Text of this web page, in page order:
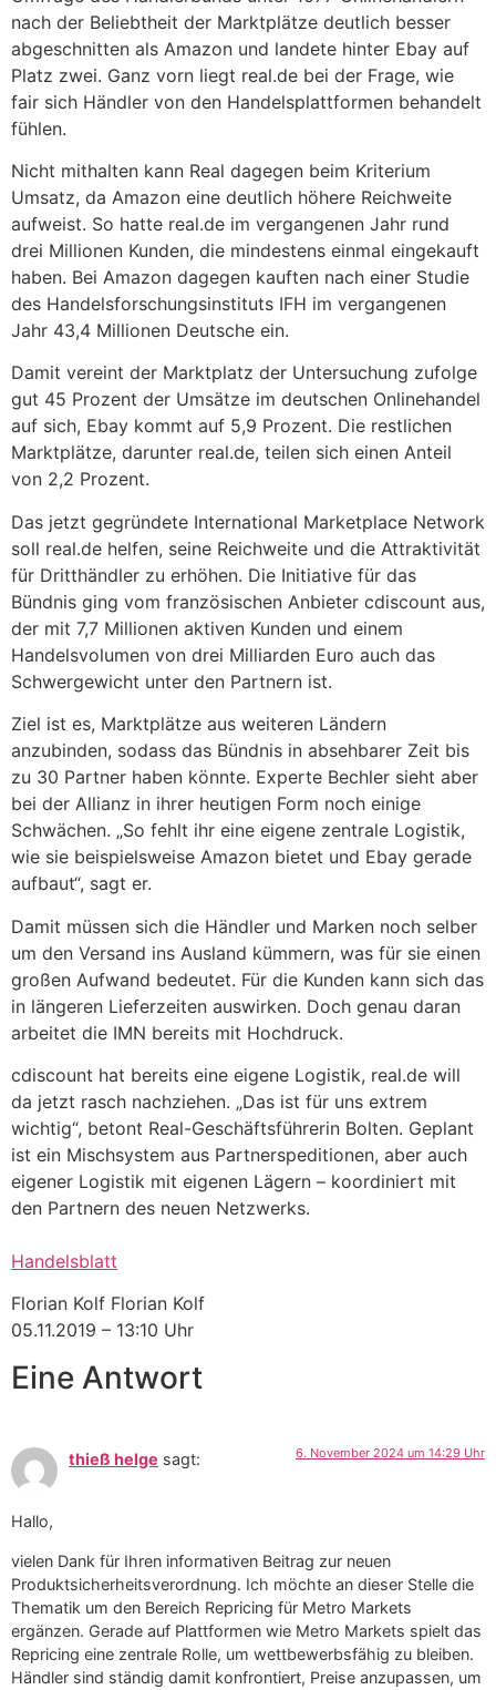
nach der Beliebtheit der Marktplätze deutlich besser
abgeschnitten als Amazon und landete hinter Ebay auf
Platz zwei. Ganz vorn liegt real.de bei der Frage, wie
fair sich Händler von den Handelsplattformen behandelt
fühlen.
Nicht mithalten kann Real dagegen beim Kriterium
Umsatz, da Amazon eine deutlich höhere Reichweite
aufweist. So hatte real.de im vergangenen Jahr rund
drei Millionen Kunden, die mindestens einmal eingekauft
haben. Bei Amazon dagegen kauften nach einer Studie
des Handelsforschungsinstituts IFH im vergangenen
Jahr 43,4 Millionen Deutsche ein.
Damit vereint der Marktplatz der Untersuchung zufolge
gut 45 Prozent der Umsätze im deutschen Onlinehandel
auf sich, Ebay kommt auf 5,9 Prozent. Die restlichen
Marktplätze, darunter real.de, teilen sich einen Anteil
von 2,2 Prozent.
Das jetzt gegründete International Marketplace Network
soll real.de helfen, seine Reichweite und die Attraktivität
für Dritthändler zu erhöhen. Die Initiative für das
Bündnis ging vom französischen Anbieter cdiscount aus,
der mit 7,7 Millionen aktiven Kunden und einem
Handelsvolumen von drei Milliarden Euro auch das
Schwergewicht unter den Partnern ist.
Ziel ist es, Marktplätze aus weiteren Ländern
anzubinden, sodass das Bündnis in absehbarer Zeit bis
zu 30 Partner haben könnte. Experte Bechler sieht aber
bei der Allianz in ihrer heutigen Form noch einige
Schwächen. „So fehlt ihr eine eigene zentrale Logistik,
wie sie beispielsweise Amazon bietet und Ebay gerade
aufbaut“, sagt er.
Damit müssen sich die Händler und Marken noch selber
um den Versand ins Ausland kümmern, was für sie einen
großen Aufwand bedeutet. Für die Kunden kann sich das
in längeren Lieferzeiten auswirken. Doch genau daran
arbeitet die IMN bereits mit Hochdruck.
cdiscount hat bereits eine eigene Logistik, real.de will
da jetzt rasch nachziehen. „Das ist für uns extrem
wichtig“, betont Real-Geschäftsführerin Bolten. Geplant
ist ein Mischsystem aus Partnerspeditionen, aber auch
eigener Logistik mit eigenen Lägern – koordiniert mit
den Partnern des neuen Netzwerks.
Handelsblatt
Florian Kolf Florian Kolf
05.11.2019 – 13:10 Uhr
Eine Antwort
thieß helge sagt: 6. November 2024 um 14:29 Uhr
Hallo,
vielen Dank für Ihren informativen Beitrag zur neuen
Produktsicherheitsverordnung. Ich möchte an dieser Stelle die
Thematik um den Bereich Repricing für Metro Markets
ergänzen. Gerade auf Plattformen wie Metro Markets spielt das
Repricing eine zentrale Rolle, um wettbewerbsfähig zu bleiben.
Händler sind ständig damit konfrontiert, Preise anzupassen, um